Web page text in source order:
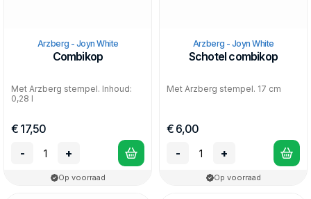
Arzberg - Joyn White
Combikop
Met Arzberg stempel. Inhoud:
0,28 l
€ 17,50
-
+
Op voorraad
Arzberg - Joyn White
Schotel combikop
Met Arzberg stempel. 17 cm
€ 6,00
-
+
Op voorraad